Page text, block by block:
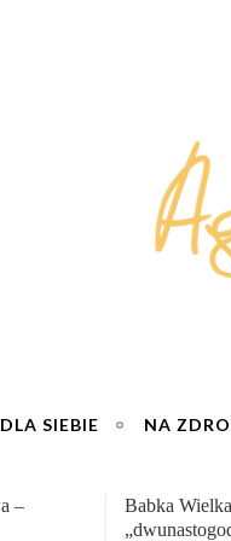
DLA SIEBIE NA
Genialny
roboty –